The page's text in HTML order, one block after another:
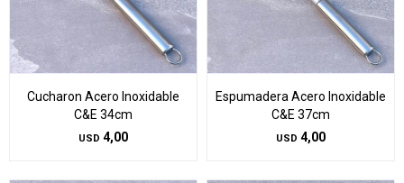
Cucharon Acero Inoxidable
C&E 34cm
USD 4,00
Espumadera Acero Inoxidable
C&E 37cm
USD 4,00